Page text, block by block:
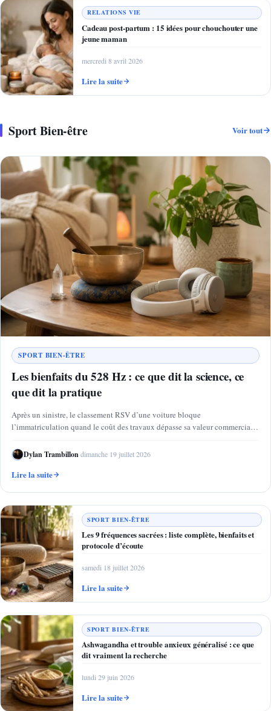
RELATIONS VIE
Cadeau post-partum : 15 idées pour chouchouter une
jeune maman
mercredi 8 avril 2026
Lire la suite
Sport Bien-être Voir tout
SPORT BIEN-ÊTRE
Les bienfaits du 528 Hz : ce que dit la science, ce
que dit la pratique
Après un sinistre, le classement RSV d’une voiture bloque
l’immatriculation quand le coût des travaux dépasse sa valeur commerciale
Dylan Trambillon·dimanche 19 juillet 2026
Lire la suite
SPORT BIEN-ÊTRE
Les 9 fréquences sacrées : liste complète, bienfaits et
protocole d’écoute
samedi 18 juillet 2026
Lire la suite
SPORT BIEN-ÊTRE
Ashwagandha et trouble anxieux généralisé : ce que
dit vraiment la recherche
lundi 29 juin 2026
Lire la suite